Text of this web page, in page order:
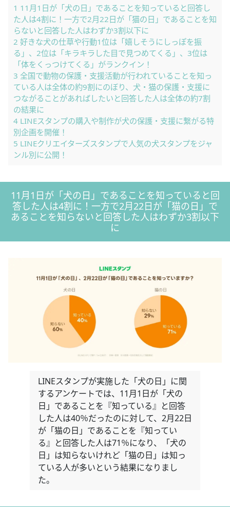
1 11月1日が「犬の日」であることを知っていると回答し
た人は4割に！一方で2月22日が「猫の日」であることを知
らないと回答した人はわずか3割以下に
2 好きな犬の仕草や行動1位は「嬉しそうにしっぽを振
る」、2位は「キラキラした目で見つめてくる」、3位は
「体をくっつけてくる」がランクイン！
3 全国で動物の保護・支援活動が行われていることを知っ
ている人は全体の約9割にのぼり、犬・猫の保護・支援に
つながることがあればしたいと回答した人は全体の約7割
の結果に
4 LINEスタンプの購入や制作が犬の保護・支援に繋がる特
別企画を開催！
5 LINEクリエイターズスタンプで人気の犬スタンプをジャ
ンル別に公開！
11月1日が「犬の日」であることを知っていると回
答した人は4割に！一方で2月22日が「猫の日」で
あることを知らないと回答した人はわずか3割以下
に
LINEスタンプが実施した「犬の日」に関
するアンケートでは、11月1日が「犬の
日」であることを『知っている』と回答
した人は40％だったのに対して、2月22日
が「猫の日」であることを『知ってい
る』と回答した人は71％になり、「犬の
日」は知らないけれど「猫の日」は知っ
ている人が多いという結果になりまし
た。